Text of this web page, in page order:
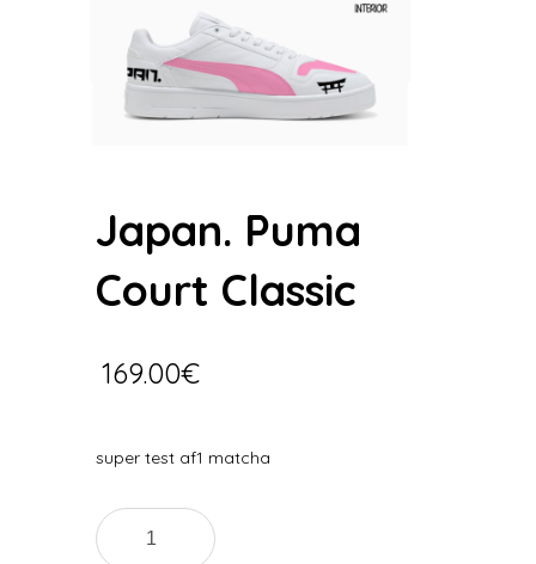
Japan. Puma
Court Classic
169.00€
super test af1 matcha
Japan.
Puma